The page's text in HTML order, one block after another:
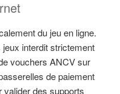
du jeu en ligne.
interdit strictement
vouchers ANCV sur
de paiement
valider des supports